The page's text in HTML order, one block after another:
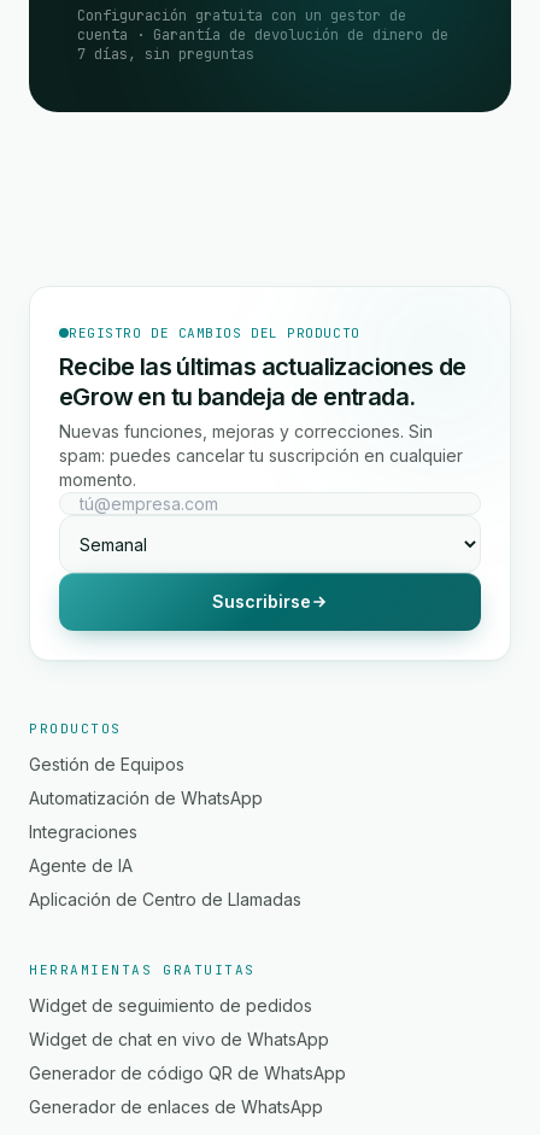
Configuración gratuita con un gestor de
cuenta · Garantía de devolución de dinero de
7 días, sin preguntas
REGISTRO DE CAMBIOS DEL PRODUCTO
Recibe las últimas actualizaciones de
eGrow en tu bandeja de entrada.
Nuevas funciones, mejoras y correcciones. Sin
spam: puedes cancelar tu suscripción en cualquier
momento.
Suscribirse
PRODUCTOS
Gestión de Equipos
Automatización de WhatsApp
Integraciones
Agente de IA
Aplicación de Centro de Llamadas
HERRAMIENTAS GRATUITAS
Widget de seguimiento de pedidos
Widget de chat en vivo de WhatsApp
Generador de código QR de WhatsApp
Generador de enlaces de WhatsApp